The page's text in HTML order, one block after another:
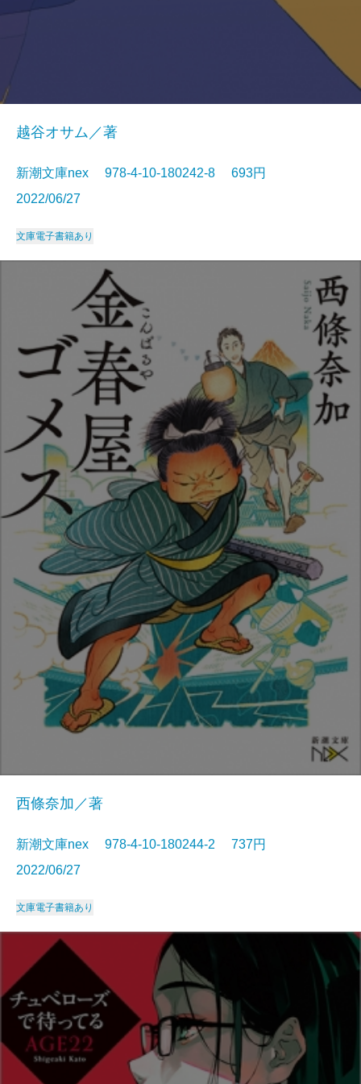
越谷オサム／著
新潮文庫nex 978-4-10-180242-8 693円
2022/06/27
文庫電子書籍あり
西條奈加／著
新潮文庫nex 978-4-10-180244-2 737円
2022/06/27
文庫電子書籍あり